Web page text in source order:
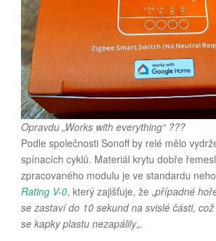
Opravdu „Works with everything“ ???
Podle společnosti Sonoff by relé mělo
spínacích cyklů. Materiál krytu dobře
zpracovaného modulu je ve standardu
Rating V-0, který zajišťuje, že „případné
se zastaví do 10 sekund na svislé části,
se kapky plastu nezapálily„.